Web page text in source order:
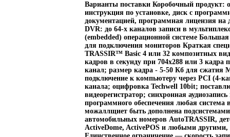
Варианты поставки Коробочный продукт:
инструкция по установке, диск с
документацией, программная лицензия на
DVR: до 64-х каналов записи в
(embedded) операционной системе
для подключения мониторов Краткая
TRASSIR™ Basic 4 или 32 композитных
кадров в секунду при 704х288 или 3
канал; размер кадра - 5-50 Кб для сжатия
подключение к компьютеру через PCI (4-
канала; оцифровка Techwell 10bit;
видеорегистратор; синхронная
программного обеспечения любая
можаллщиет быть дополнена
автомобильных номеров AutoTRASSIR,
ActiveDome, ActivePOS и любыми